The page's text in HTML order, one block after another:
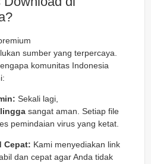
sumber yang terpercaya.
komunitas Indonesia
Sekali lagi,
sangat aman. Setiap file
pemindaian virus yang ketat.
Cepat: Kami menyediakan link
dan cepat agar Anda tidak